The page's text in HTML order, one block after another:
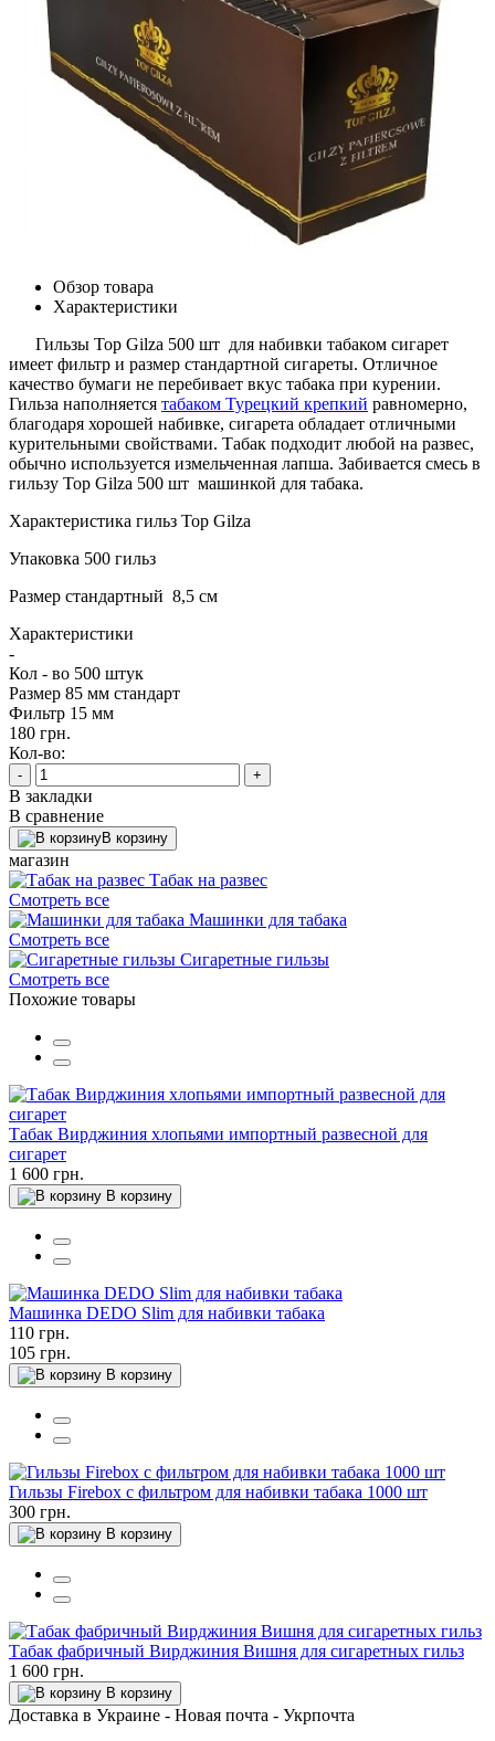
Обзор товара
Характеристики
Гильзы Top Gilza 500 шт для набивки табаком сигарет
имеет фильтр и размер стандартной сигареты. Отличное
качество бумаги не перебивает вкус табака при курении.
Гильза наполняется табаком Турецкий крепкий равномерно,
благодаря хорошей набивке, сигарета обладает отличными
курительными свойствами. Табак подходит любой на развес,
обычно используется измельченная лапша. Забивается смесь в
гильзу Top Gilza 500 шт машинкой для табака.
Характеристика гильз Top Gilza
Упаковка 500 гильз
Размер стандартный 8,5 см
Характеристики
-
Кол - во 500 штук
Размер 85 мм стандарт
Фильтр 15 мм
180 грн.
Кол-во:
- +
В закладки
В сравнение
В корзину
магазин
Табак на развес
Смотреть все
Машинки для табака
Смотреть все
Сигаретные гильзы
Смотреть все
Похожие товары
Табак Вирджиния хлопьями импортный развесной для
сигарет
1 600 грн.
В корзину
Машинка DEDO Slim для набивки табака
110 грн.
105 грн.
В корзину
Гильзы Firebox с фильтром для набивки табака 1000 шт
300 грн.
В корзину
Табак фабричный Вирджиния Вишня для сигаретных гильз
1 600 грн.
В корзину
Доставка в Украине - Новая почта - Укрпочта